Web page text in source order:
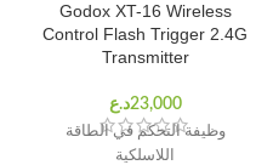
Godox XT-16 Wireless
Control Flash Trigger 2.4G
Transmitter
وظيفة التحكم في الطاقة
اللاسلكية